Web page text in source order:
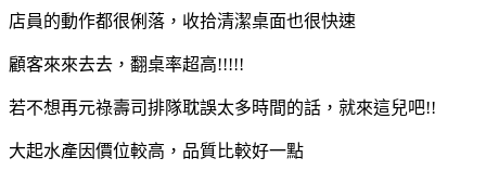
店員的動作都很俐落，收拾清潔桌面也很快速
顧客來來去去，翻桌率超高!!!!!
若不想再元祿壽司排隊耽誤太多時間的話，就來這兒吧!!
大起水產因價位較高，品質比較好一點